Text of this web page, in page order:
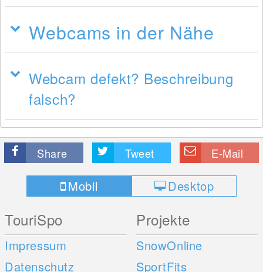
Webcams in der Nähe
Webcam defekt? Beschreibung
falsch?
Share Tweet E-Mail
Mobil Desktop
TouriSpo
Impressum
Datenschutz
Projekte
SnowOnline
SportFits